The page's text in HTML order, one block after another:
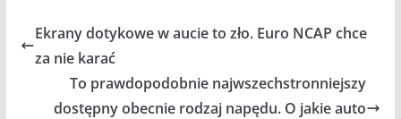
Ekrany dotykowe w aucie to zło. Euro NCAP chce
za nie karać
To prawdopodobnie najwszechstronniejszy
dostępny obecnie rodzaj napędu. O jakie auto